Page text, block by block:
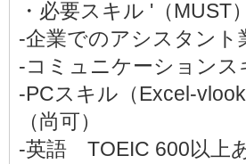
・必要スキル '（MUST）
-企業でのアシスタント
-コミュニケーションス
-PCスキル（Excel-
（尚可）
-英語 TOEIC 600以上